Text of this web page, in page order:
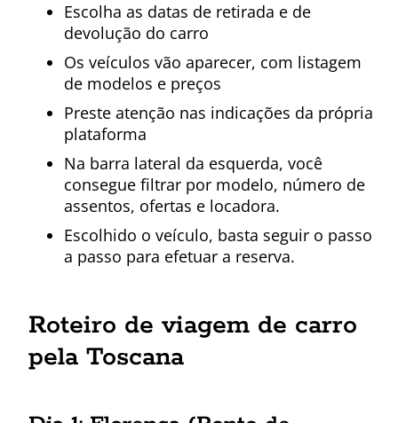
Escolha as datas de retirada e de
devolução do carro
Os veículos vão aparecer, com listagem
de modelos e preços
Preste atenção nas indicações da própria
plataforma
Na barra lateral da esquerda, você
consegue filtrar por modelo, número de
assentos, ofertas e locadora.
Escolhido o veículo, basta seguir o passo
a passo para efetuar a reserva.
Roteiro de viagem de carro
pela Toscana